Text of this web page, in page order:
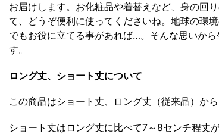
お届けします。お化粧品や着替えなど、身の回
て、どうぞ便利に使ってくださいね。地球の環
でもお役に立てる事があれば…。そんな思いか
す。
ロング丈、ショート丈について
この商品はショート丈、ロング丈（従来品）から
ショート丈はロング丈に比べて7～ 8センチ程丈